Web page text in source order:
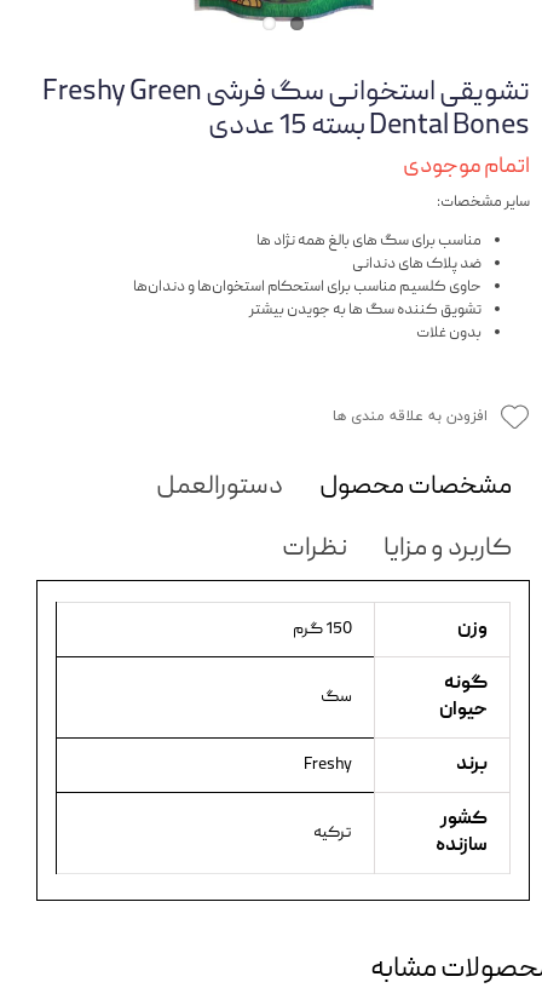
تشویقی استخوانی سگ فرشی Freshy Green
Dental Bones بسته 15 عددی
اتمام موجودی
سایر مشخصات:
مناسب برای سگ های بالغ همه نژاد ها
ضد پلاک های دندانی
حاوی کلسیم مناسب برای استحکام استخوان‌ها و دندان‌ها
تشویق کننده سگ ها به جویدن بیشتر
بدون غلات
افزودن به علاقه مندی ها
مشخصات محصول
دستورالعمل
کاربرد و مزایا
نظرات
وزن 150 گرم
گونه
حیوان
سگ
برند Freshy
کشور
سازنده
ترکیه
مشابه